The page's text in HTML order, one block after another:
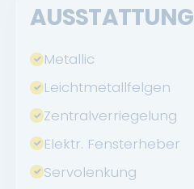
AUSSTATTUNG
Metallic
Leichtmetallfelgen
Zentralverriegelung
Elektr. Fensterheber
Servolenkung